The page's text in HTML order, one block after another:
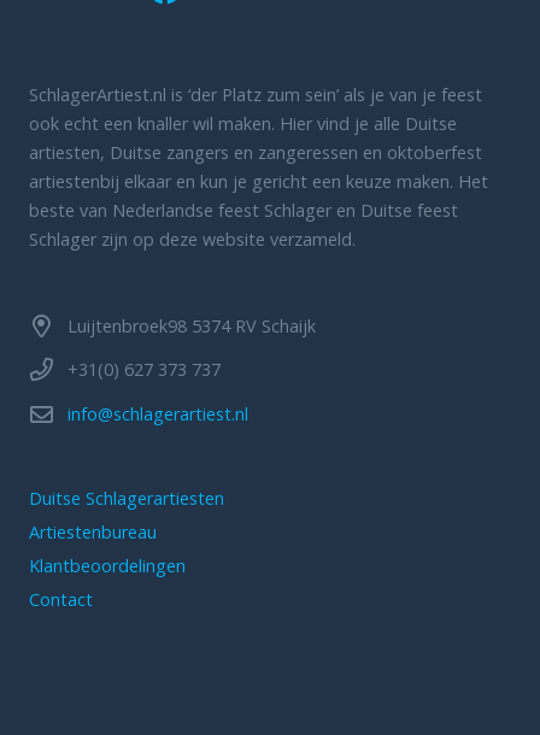
SchlagerArtiest.nl is ‘der Platz zum sein’ als je van je feest
ook echt een knaller wil maken. Hier vind je alle Duitse
artiesten, Duitse zangers en zangeressen en oktoberfest
artiestenbij elkaar en kun je gericht een keuze maken. Het
beste van Nederlandse feest Schlager en Duitse feest
Schlager zijn op deze website verzameld.
Luijtenbroek98 5374 RV Schaijk
+31(0) 627 373 737
info@schlagerartiest.nl
Duitse Schlagerartiesten
Artiestenbureau
Klantbeoordelingen
Contact